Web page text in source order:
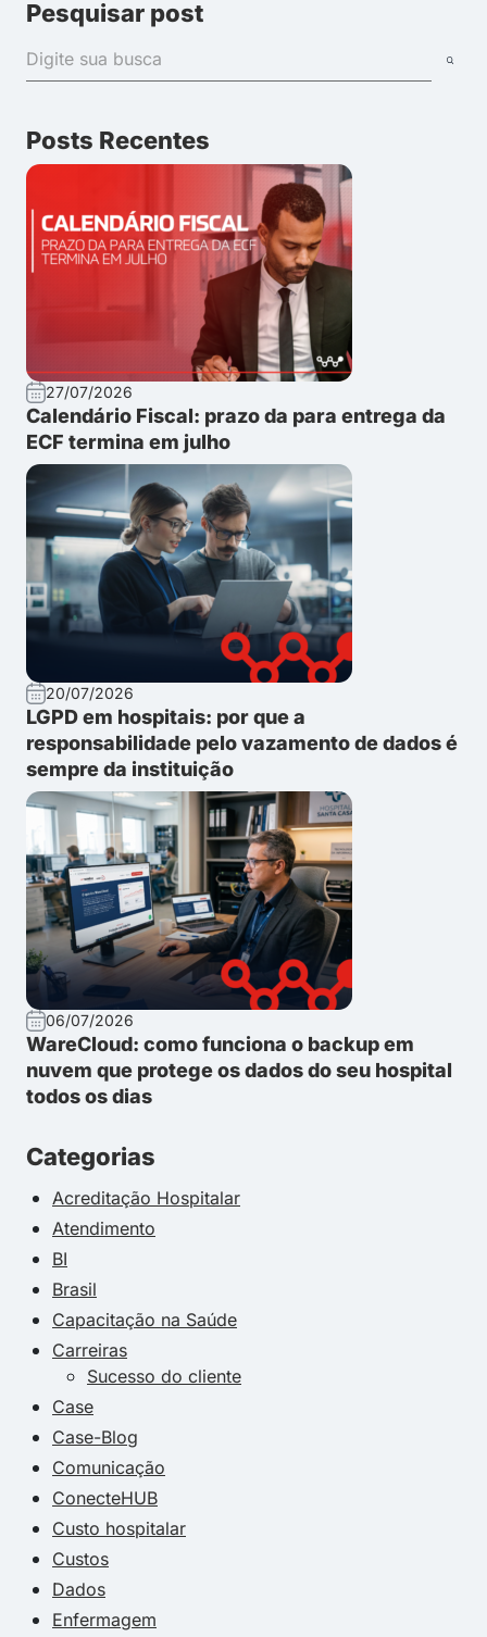
Pesquisar post
Posts Recentes
27/07/2026
Calendário Fiscal: prazo da para entrega da
ECF termina em julho
20/07/2026
LGPD em hospitais: por que a
responsabilidade pelo vazamento de dados é
sempre da instituição
06/07/2026
WareCloud: como funciona o backup em
nuvem que protege os dados do seu hospital
todos os dias
Categorias
Acreditação Hospitalar
Atendimento
BI
Brasil
Capacitação na Saúde
Carreiras
Sucesso do cliente
Case
Case-Blog
Comunicação
ConecteHUB
Custo hospitalar
Custos
Dados
Enfermagem